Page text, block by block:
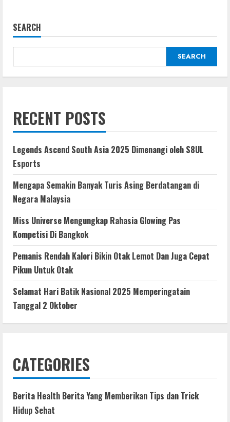
SEARCH
SEARCH
RECENT POSTS
Legends Ascend South Asia 2025 Dimenangi oleh S8UL
Esports
Mengapa Semakin Banyak Turis Asing Berdatangan di
Negara Malaysia
Miss Universe Mengungkap Rahasia Glowing Pas
Kompetisi Di Bangkok
Pemanis Rendah Kalori Bikin Otak Lemot Dan Juga Cepat
Pikun Untuk Otak
Selamat Hari Batik Nasional 2025 Memperingatain
Tanggal 2 Oktober
CATEGORIES
Berita Health Berita Yang Memberikan Tips dan Trick
Hidup Sehat